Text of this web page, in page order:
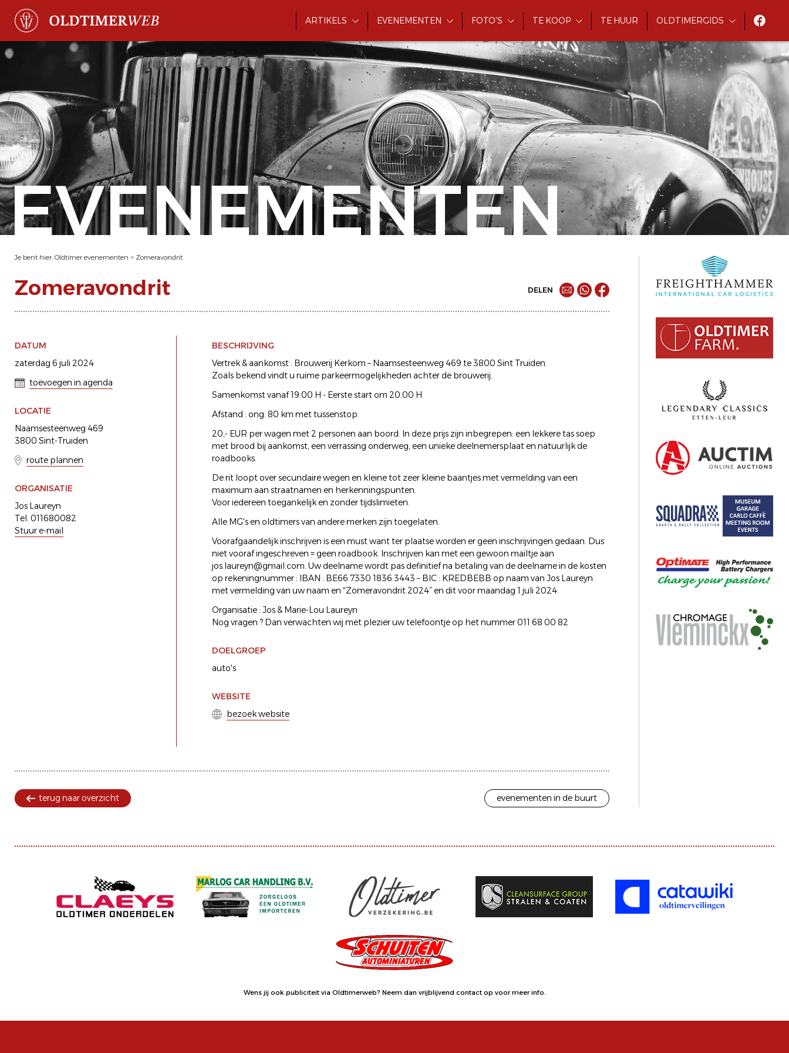
ARTIKELS EVENEMENTEN FOTO'S TE KOOP TE HUUR OLDTIMERGIDS
EVENEMENTEN
Je bent hier: Oldtimer evenementen > Zomeravondrit
Zomeravondrit DELEN
DATUM
zaterdag 6 juli 2024
toevoegen in agenda
LOCATIE
Naamsesteenweg 469
3800 Sint-Truiden
route plannen
ORGANISATIE
Jos Laureyn
Tel. 011680082
Stuur e-mail
BESCHRIJVING
Vertrek & aankomst : Brouwerij Kerkom – Naamsesteenweg 469 te 3800 Sint Truiden.
Zoals bekend vindt u ruime parkeermogelijkheden achter de brouwerij.
Samenkomst vanaf 19.00 H - Eerste start om 20.00 H
Afstand : ong. 80 km met tussenstop.
20,- EUR per wagen met 2 personen aan boord. In deze prijs zijn inbegrepen: een lekkere tas soep
met brood bij aankomst, een verrassing onderweg, een unieke deelnemersplaat en natuurlijk de
roadbooks.
De rit loopt over secundaire wegen en kleine tot zeer kleine baantjes met vermelding van een
maximum aan straatnamen en herkenningspunten.
Voor iedereen toegankelijk en zonder tijdslimieten.
Alle MG's en oldtimers van andere merken zijn toegelaten.
Voorafgaandelijk inschrijven is een must want ter plaatse worden er geen inschrijvingen gedaan. Dus
niet vooraf ingeschreven = geen roadbook. Inschrijven kan met een gewoon mailtje aan
jos.laureyn@gmail.com. Uw deelname wordt pas definitief na betaling van de deelname in de kosten
op rekeningnummer : IBAN : BE66 7330 1836 3443 – BIC : KREDBEBB op naam van Jos Laureyn
met vermelding van uw naam en “Zomeravondrit 2024” en dit voor maandag 1 juli 2024.
Organisatie : Jos & Marie-Lou Laureyn
Nog vragen ? Dan verwachten wij met plezier uw telefoontje op het nummer 011 68 00 82
DOELGROEP
auto's
WEBSITE
bezoek website
terug naar overzicht evenementen in de buurt
Wens jij ook publiciteit via Oldtimerweb? Neem dan vrijblijvend contact op voor meer info.